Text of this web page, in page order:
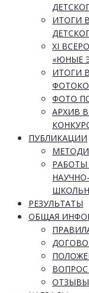
ИТОГИ
XI
«ЮНЫЕ
ИТОГИ
ФОТО
АРХИВ
ПУБЛИКАЦИИ
РЕЗУЛЬТАТЫ
ОБЩАЯ
ОТЗЫВЫ